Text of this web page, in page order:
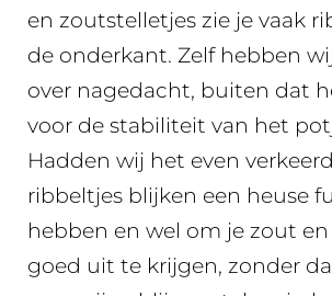
en zoutstelletjes zie je vaak
de onderkant. Zelf hebben
over nagedacht, buiten dat
voor de stabiliteit van het
Hadden wij het even
ribbeltjes blijken een heuse
hebben en wel om je zout
goed uit te krijgen, zonder